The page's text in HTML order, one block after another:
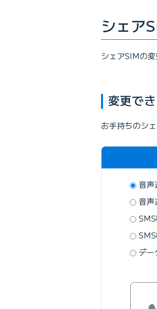
シェア
シェアSIMの
変更で
お手持ちのシ
音声
音声
デー